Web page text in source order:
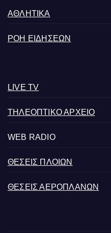
ΑΘΛΗΤΙΚΑ
ΡΟΗ ΕΙΔΗΣΕΩΝ
LIVE TV
ΤΗΛΕΟΠΤΙΚΟ ΑΡΧΕΙΟ
WEB RADIO
ΘΕΣΕΙΣ ΠΛΟΙΩΝ
ΘΕΣΕΙΣ ΑΕΡΟΠΛΑΝΩΝ